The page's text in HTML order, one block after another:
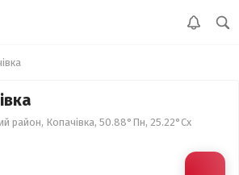
район, Копачівка, 50.88°Пн, 25.22°Сх